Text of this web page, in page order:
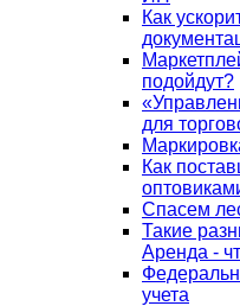
Как
подойдут?
для
Как
Спасем
Такие
Аренда -
учета